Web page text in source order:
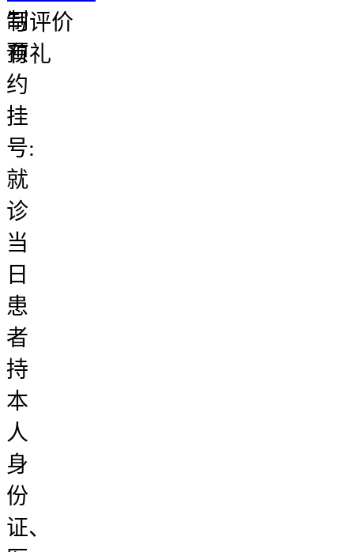
制
预
约
挂
号:
就
诊
当
日
患
者
持
本
人
身
份
证、
写评价
有礼